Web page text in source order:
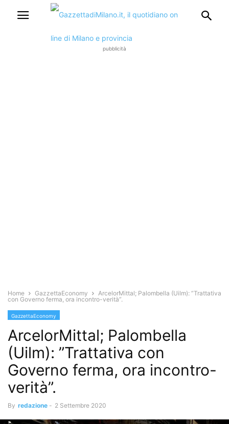
pubblicità
Home GazzettaEconomy
ArcelorMittal; Palombella (Uilm): ”Trattativa
con Governo ferma, ora incontro-verità”.
GazzettaEconomy
ArcelorMittal; Palombella
(Uilm): ”Trattativa con
Governo ferma, ora incontro-
verità”.
By redazione - 2 Settembre 2020